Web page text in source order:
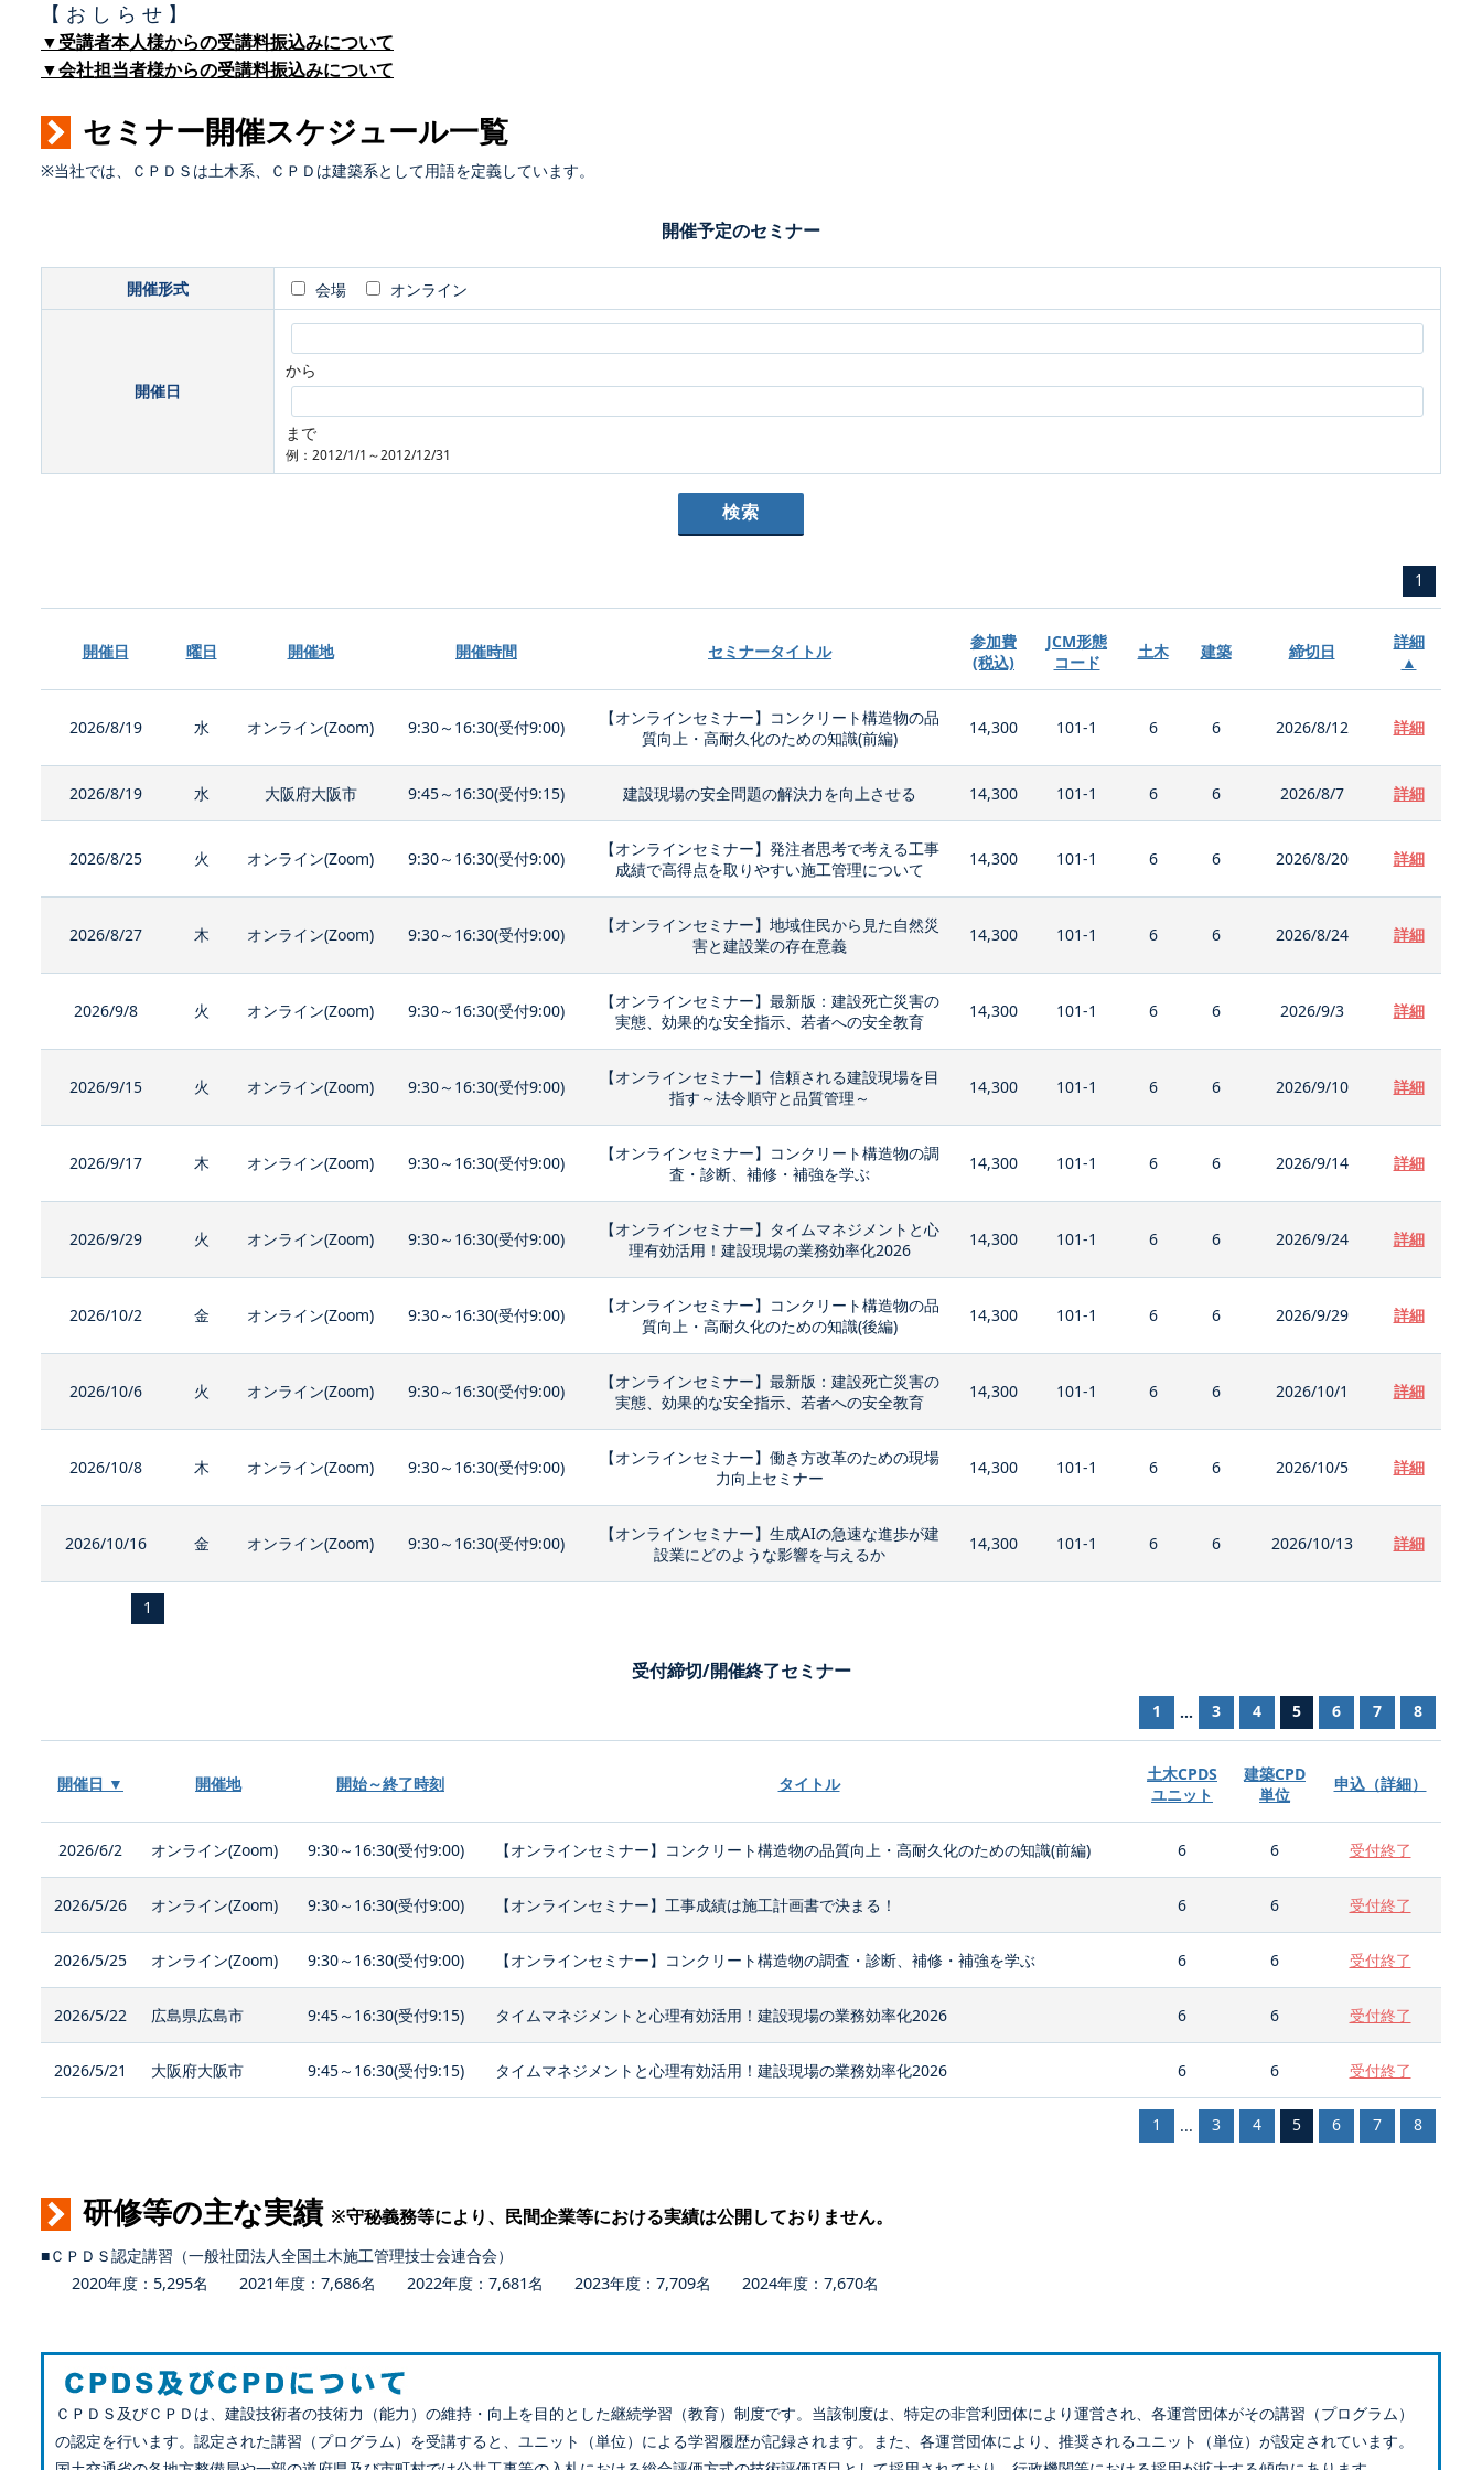
【 お し ら せ 】
▼受講者本人様からの受講料振込みについて
▼会社担当者様からの受講料振込みについて
セミナー開催スケジュール一覧
※当社では、ＣＰＤＳは土木系、ＣＰＤは建築系として用語を定義しています。
開催予定のセミナー
開催形式 会場 オンライン
開催日
から
まで
例：2012/1/1～2012/12/31
1
開催日 曜日 開催地 開催時間 セミナータイトル
参加費
(税込)
JCM形態
コード
土木 建築 締切日
詳細
▲
2026/8/19 水 オンライン(Zoom) 9:30～16:30(受付9:00)
【オンラインセミナー】コンクリート構造物の品
質向上・高耐久化のための知識(前編)
14,300 101-1 6 6 2026/8/12 詳細
2026/8/19 水 大阪府大阪市 9:45～16:30(受付9:15) 建設現場の安全問題の解決力を向上させる 14,300 101-1 6 6 2026/8/7 詳細
2026/8/25 火 オンライン(Zoom) 9:30～16:30(受付9:00)
【オンラインセミナー】発注者思考で考える工事
成績で高得点を取りやすい施工管理について
14,300 101-1 6 6 2026/8/20 詳細
2026/8/27 木 オンライン(Zoom) 9:30～16:30(受付9:00)
【オンラインセミナー】地域住民から見た自然災
害と建設業の存在意義
14,300 101-1 6 6 2026/8/24 詳細
2026/9/8 火 オンライン(Zoom) 9:30～16:30(受付9:00)
【オンラインセミナー】最新版：建設死亡災害の
実態、効果的な安全指示、若者への安全教育
14,300 101-1 6 6 2026/9/3 詳細
2026/9/15 火 オンライン(Zoom) 9:30～16:30(受付9:00)
【オンラインセミナー】信頼される建設現場を目
指す～法令順守と品質管理～
14,300 101-1 6 6 2026/9/10 詳細
2026/9/17 木 オンライン(Zoom) 9:30～16:30(受付9:00)
【オンラインセミナー】コンクリート構造物の調
査・診断、補修・補強を学ぶ
14,300 101-1 6 6 2026/9/14 詳細
2026/9/29 火 オンライン(Zoom) 9:30～16:30(受付9:00)
【オンラインセミナー】タイムマネジメントと心
理有効活用！建設現場の業務効率化2026
14,300 101-1 6 6 2026/9/24 詳細
2026/10/2 金 オンライン(Zoom) 9:30～16:30(受付9:00)
【オンラインセミナー】コンクリート構造物の品
質向上・高耐久化のための知識(後編)
14,300 101-1 6 6 2026/9/29 詳細
2026/10/6 火 オンライン(Zoom) 9:30～16:30(受付9:00)
【オンラインセミナー】最新版：建設死亡災害の
実態、効果的な安全指示、若者への安全教育
14,300 101-1 6 6 2026/10/1 詳細
2026/10/8 木 オンライン(Zoom) 9:30～16:30(受付9:00)
【オンラインセミナー】働き方改革のための現場
力向上セミナー
14,300 101-1 6 6 2026/10/5 詳細
2026/10/16 金 オンライン(Zoom) 9:30～16:30(受付9:00)
【オンラインセミナー】生成AIの急速な進歩が建
設業にどのような影響を与えるか
14,300 101-1 6 6 2026/10/13 詳細
1
受付締切/開催終了セミナー
1 ... 3 4 5 6 7 8
開催日 ▼ 開催地 開始～終了時刻 タイトル
土木CPDS
ユニット
建築CPD
単位
申込（詳細）
2026/6/2 オンライン(Zoom) 9:30～16:30(受付9:00) 【オンラインセミナー】コンクリート構造物の品質向上・高耐久化のための知識(前編) 6 6 受付終了
2026/5/26 オンライン(Zoom) 9:30～16:30(受付9:00) 【オンラインセミナー】工事成績は施工計画書で決まる！ 6 6 受付終了
2026/5/25 オンライン(Zoom) 9:30～16:30(受付9:00) 【オンラインセミナー】コンクリート構造物の調査・診断、補修・補強を学ぶ 6 6 受付終了
2026/5/22 広島県広島市 9:45～16:30(受付9:15) タイムマネジメントと心理有効活用！建設現場の業務効率化2026 6 6 受付終了
2026/5/21 大阪府大阪市 9:45～16:30(受付9:15) タイムマネジメントと心理有効活用！建設現場の業務効率化2026 6 6 受付終了
1 ... 3 4 5 6 7 8
研修等の主な実績 ※守秘義務等により、民間企業等における実績は公開しておりません。
■ＣＰＤＳ認定講習（一般社団法人全国土木施工管理技士会連合会）
2020年度：5,295名 2021年度：7,686名 2022年度：7,681名 2023年度：7,709名 2024年度：7,670名
ＣＰＤＳ及びＣＰＤは、建設技術者の技術力（能力）の維持・向上を目的とした継続学習（教育）制度です。当該制度は、特定の非営利団体により運営され、各運営団体がその講習（プログラム）
の認定を行います。認定された講習（プログラム）を受講すると、ユニット（単位）による学習履歴が記録されます。また、各運営団体により、推奨されるユニット（単位）が設定されています。